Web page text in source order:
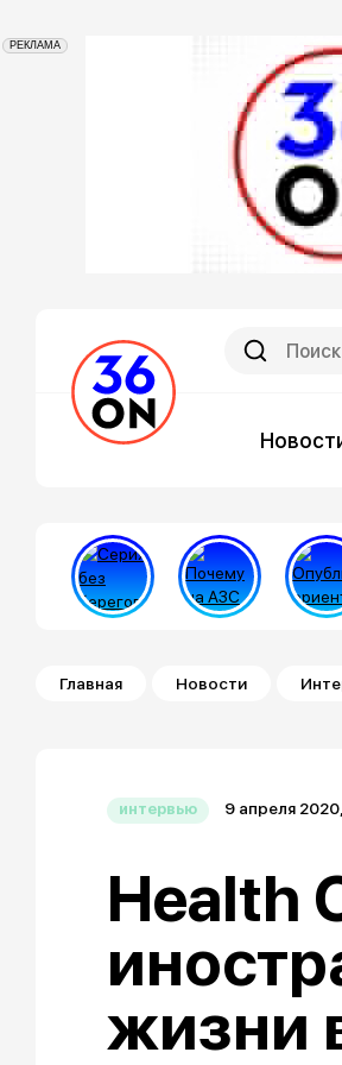
РЕКЛАМА
Строка навигации
Главная Новости
интервью 9 апреля
Health
жизни